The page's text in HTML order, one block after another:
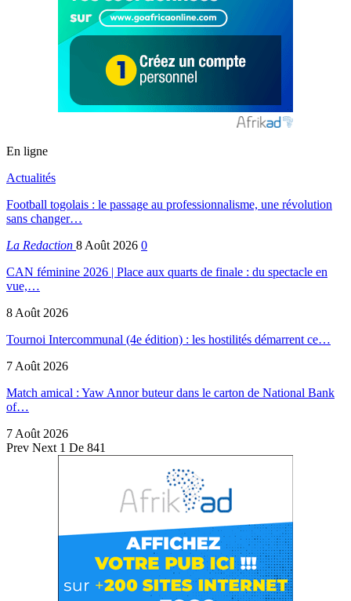
En ligne
Actualités
Football togolais : le passage au professionnalisme, une révolution
sans changer…
La Redaction 8 Août 2026 0
CAN féminine 2026 | Place aux quarts de finale : du spectacle en
vue,…
8 Août 2026
Tournoi Intercommunal (4e édition) : les hostilités démarrent ce…
7 Août 2026
Match amical : Yaw Annor buteur dans le carton de National Bank
of…
7 Août 2026
Prev Next 1 De 841